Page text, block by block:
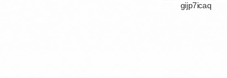
gijp7icaq